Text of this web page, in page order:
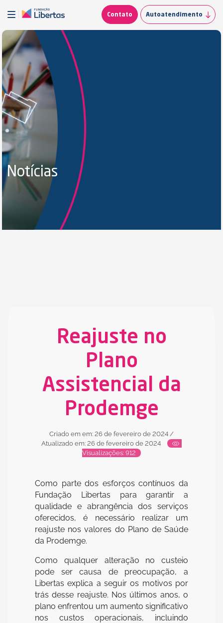
Contato Autoatendimento
Notícias
Reajuste no
Plano
Assistencial da
Prodemge
Criado em em: 26 de fevereiro de 2024 /
Atualizado em: 26 de fevereiro de 2024
Visualizações: 912
Como parte dos esforços contínuos da
Fundação Libertas para garantir a
qualidade e abrangência dos serviços
oferecidos, é necessário realizar um
reajuste nos valores do Plano de Saúde
da Prodemge.
Como qualquer alteração no custeio
pode ser causa de preocupação, a
Libertas explica a seguir os motivos por
trás desse reajuste. Nos últimos anos, o
plano enfrentou um aumento significativo
nos custos operacionais, incluindo